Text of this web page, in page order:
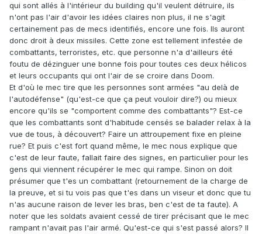
qui sont allés à l'intérieur du building qu'il veulent détruire, ils
n'ont pas l'air d'avoir les idées claires non plus, il ne s'agit
certainement pas de mecs identifiés, encore une fois. Ils auront
donc droit à deux missiles. Cette zone est tellement infestée de
combattants, terroristes, etc. que personne n'a d'ailleurs été
foutu de dézinguer une bonne fois pour toutes ces deux hélicos
et leurs occupants qui ont l'air de se croire dans Doom.
Et d'où le mec tire que les personnes sont armées "au delà de
l'autodéfense" (qu'est-ce que ça peut vouloir dire?) ou mieux
encore qu'ils se "comportent comme des combattants"? Est-ce
que les combattants sont d'habitude censés se balader relax à la
vue de tous, à découvert? Faire un attroupement fixe en pleine
rue? Et puis c'est fort quand même, le mec nous explique que
c'est de leur faute, fallait faire des signes, en particulier pour les
gens qui viennent récupérer le mec qui rampe. Sinon on doit
présumer que t'es un combattant (retournement de la charge de
la preuve, et si tu vois pas que t'es dans un viseur et donc que tu
n'as aucune raison de lever les bras, ben c'est de ta faute). A
noter que les soldats avaient cessé de tirer précisant que le mec
rampant n'avait pas l'air armé. Qu'est-ce qui s'est passé alors? Il